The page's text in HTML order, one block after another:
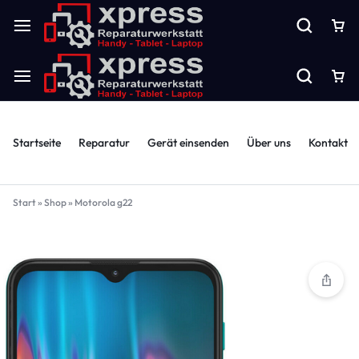
Startseite Reparatur Gerät einsenden Über uns Kontakt
Start» Shop» Motorola g22